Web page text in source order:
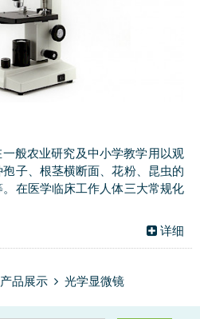
般农业研究及中小学教学用以观
子、根茎横断面、花粉、昆虫的
在医学临床工作人体三大常规化
详细
产品展示 光学显微镜